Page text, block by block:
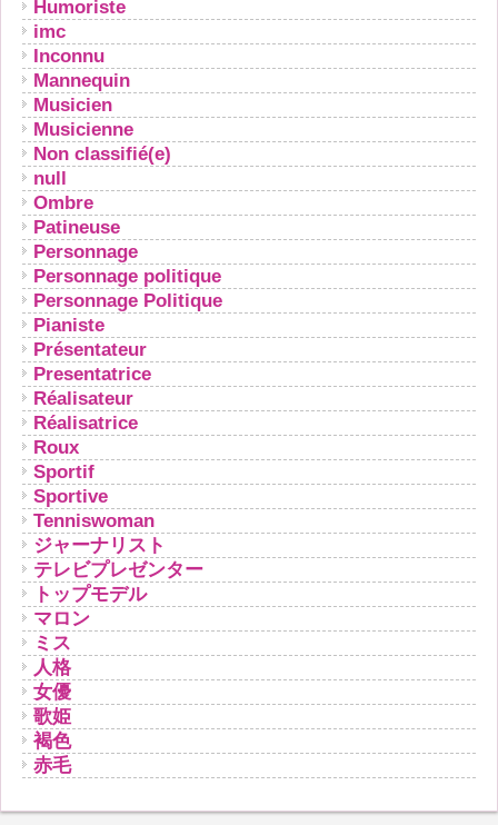
Humoriste
imc
Inconnu
Mannequin
Musicien
Musicienne
Non classifié(e)
null
Ombre
Patineuse
Personnage
Personnage politique
Personnage Politique
Pianiste
Présentateur
Presentatrice
Réalisateur
Réalisatrice
Roux
Sportif
Sportive
Tenniswoman
ジャーナリスト
テレビプレゼンター
トップモデル
マロン
ミス
人格
女優
歌姫
褐色
赤毛